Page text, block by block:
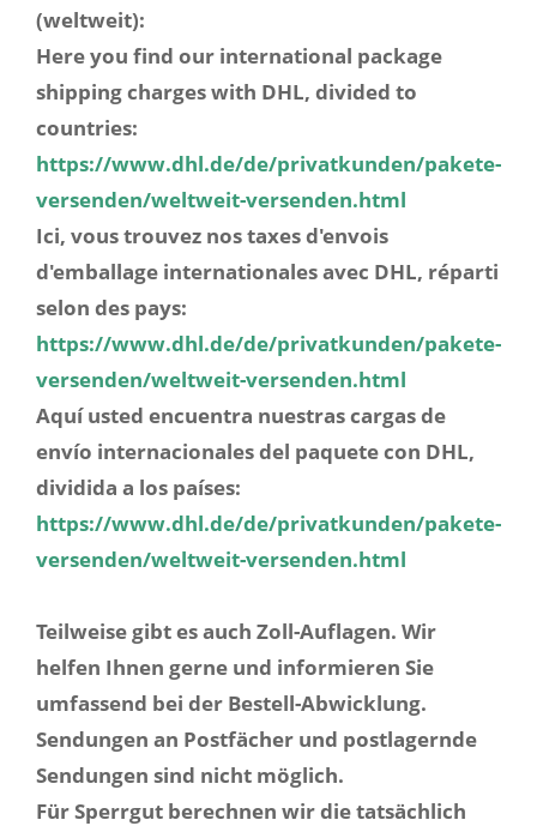
(weltweit):
Here you find our international package
shipping charges with DHL, divided to
countries:
https://www.dhl.de/de/privatkunden/pakete-
versenden/weltweit-versenden.html
Ici, vous trouvez nos taxes d'envois
d'emballage internationales avec DHL, réparti
selon des pays:
https://www.dhl.de/de/privatkunden/pakete-
versenden/weltweit-versenden.html
Aquí usted encuentra nuestras cargas de
envío internacionales del paquete con DHL,
dividida a los países:
https://www.dhl.de/de/privatkunden/pakete-
versenden/weltweit-versenden.html
Teilweise gibt es auch Zoll-Auflagen. Wir
helfen Ihnen gerne und informieren Sie
umfassend bei der Bestell-Abwicklung.
Sendungen an Postfächer und postlagernde
Sendungen sind nicht möglich.
Für Sperrgut berechnen wir die tatsächlich